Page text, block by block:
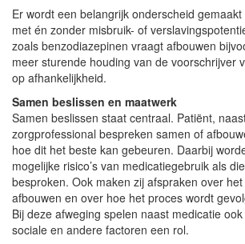
Er wordt een belangrijk onderscheid
met én zonder misbruik- of
zoals benzodiazepinen vraagt afbouwen
meer sturende houding van de voorschrijver
op afhankelijkheid.
Samen beslissen en maatwerk
Samen beslissen staat centraal. Patiënt,
zorgprofessional bespreken samen of
hoe dit het beste kan gebeuren. Daarbij
mogelijke risico’s van medicatiegebruik als
besproken. Ook maken zij afspraken over
afbouwen en over hoe het proces wordt
Bij deze afweging spelen naast medicatie
sociale en andere factoren een rol.